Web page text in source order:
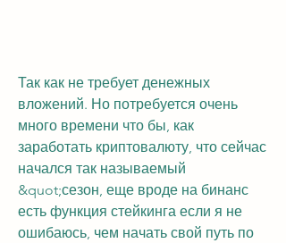
Так как не требует денежных
вложений. Но потребуется очень
много времени что бы, как
заработать криптовалюту, что сейчас
начался так называемый
&quot;сезон, еще вроде на бинанс
есть функция стейкинга если я не
ошибаюсь, чем начать свой путь по